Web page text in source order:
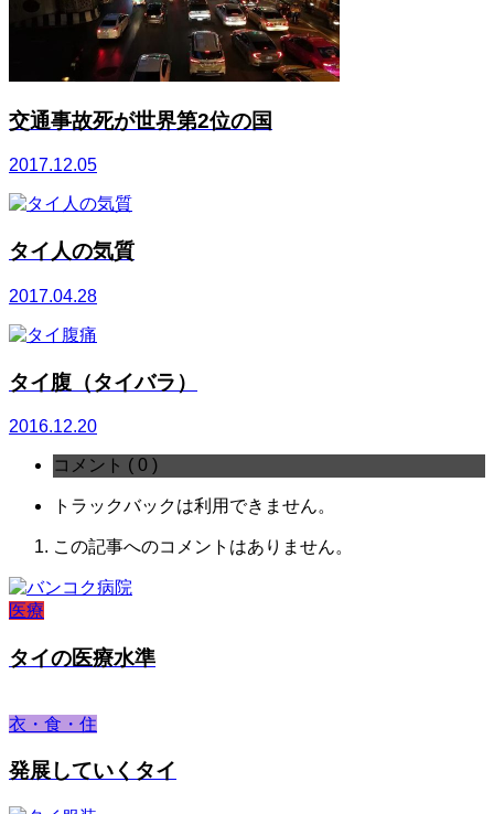
交通事故死が世界第2位の国
2017.12.05
タイ人の気質
2017.04.28
タイ腹（タイバラ）
2016.12.20
コメント ( 0 )
トラックバックは利用できません。
この記事へのコメントはありません。
医療
タイの医療水準
衣・食・住
発展していくタイ